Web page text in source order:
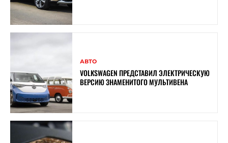
АВТО
VOLKSWAGEN ПРЕДСТАВИЛ ЭЛЕКТРИЧЕСКУЮ
ВЕРСИЮ ЗНАМЕНИТОГО МУЛЬТИВЕНА